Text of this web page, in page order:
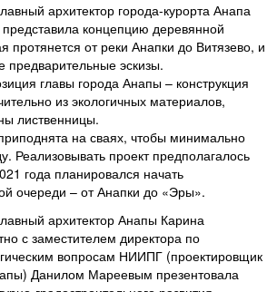
архитектор города-курорта Анапа
концепцию деревянной
протянется от реки Анапки до Витязево, и
предварительные эскизы.
главы города Анапы – конструкция
из экологичных материалов,
лиственницы.
на сваях, чтобы минимально
Реализовывать проект предполагалось
года планировался начать
очереди – от Анапки до «Эры».
архитектор Анапы Карина
с заместителем директора по
вопросам НИИПГ (проектировщик
Данилом Мареевым презентовала